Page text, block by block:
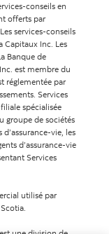
conseils en
offerts par
services-conseils
Capitaux Inc. Les
Banque de
est membre du
réglementée par
Services
spécialisée
groupe de sociétés
vie, les
d’assurance-vie
Services
utilisé par